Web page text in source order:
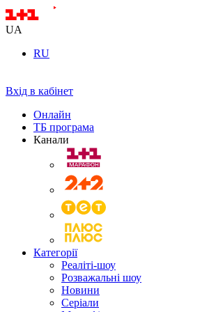
UA
RU
Вхід в кабінет
Онлайн
ТБ програма
Канали
Категорії
Реаліті-шоу
Розважальні шоу
Новини
Серіали